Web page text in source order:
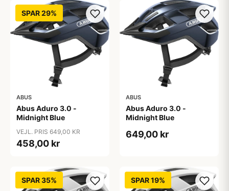
SPAR 29%
ABUS
Abus Aduro 3.0 -
Midnight Blue
VEJL. PRIS 649,00 KR
458,00 kr
ABUS
Abus Aduro 3.0 -
Midnight Blue
649,00 kr
SPAR 35% SPAR 19%